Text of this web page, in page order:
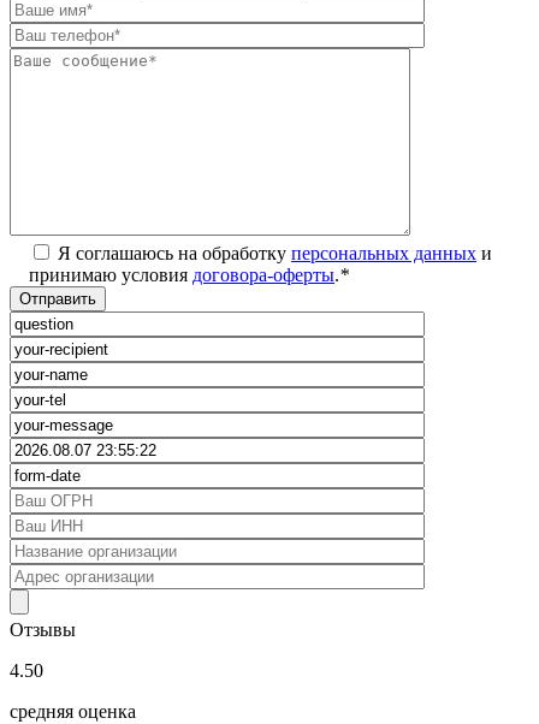
Я соглашаюсь на обработку персональных данных и
принимаю условия договора-оферты.*
Отзывы
4.50
средняя оценка